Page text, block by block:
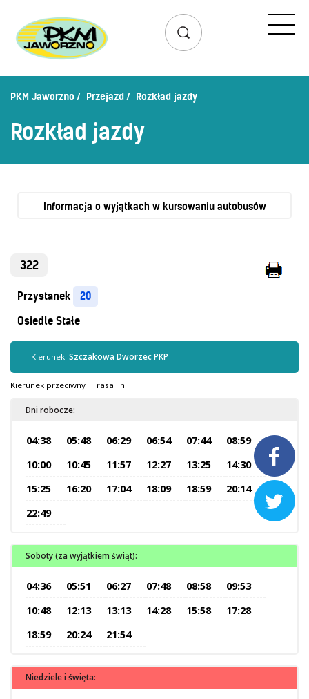


Przejazd
Lista przystanków
Zaplanuj podróż – wyszukiwarka połączeń
Mapa przystanków i połączeń
Schemat linii nocnych
Bilety
Sprzedaż biletów u kierowców
Jaworznicka Karta Miejska
Open Payment System
Centrum Obsługi Klienta
PKM Jaworzno Przejazd Rozkład jazdy
Rozkład jazdy
Informacja o wyjątkach w kursowaniu autobusów
322
Przystanek 20
Osiedle Stałe
Kierunek: Szczakowa Dworzec PKP
Kierunek przeciwny Trasa linii
Dni robocze:
04:38 05:48 06:29 06:54 07:44
08:59
10:00
10:45 11:57 12:27 13:25
14:30
15:25
16:20 17:04 18:09 18:59
20:14
22:49
Soboty (za wyjątkiem świąt):
04:36 05:51 06:27 07:48 08:58
09:53
10:48
12:13 13:13 14:28 15:58
17:28
18:59
20:24 21:54
Niedziele i święta: